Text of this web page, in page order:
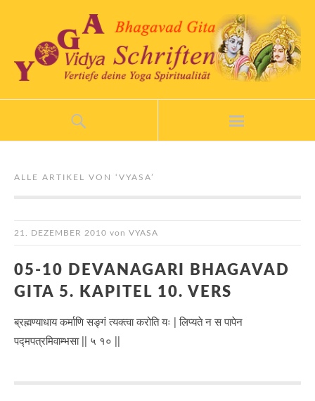
ALLE ARTIKEL VON ‘ VYASA’
21. DEZEMBER 2010 von VYASA
05-10 DEVANAGARI BHAGAVAD
GITA 5. KAPITEL 10. VERS
ब्रह्मण्याधाय कर्माणि सङ्गं त्यक्त्वा करोति यः | लिप्यते न स पापेन
पद्मपत्रमिवाम्भसा || ५ १० ||